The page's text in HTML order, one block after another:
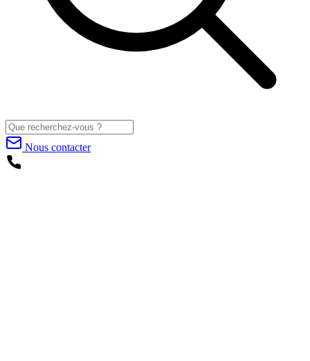
Nous contacter